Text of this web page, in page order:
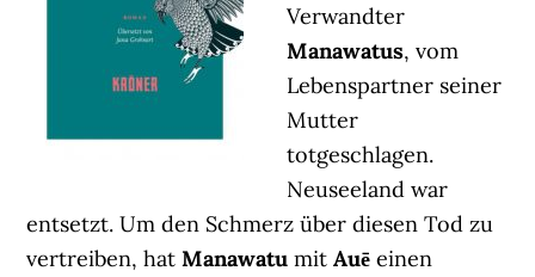
Verwandter
Manawatus, vom
Lebenspartner seiner
Mutter
totgeschlagen.
Neuseeland war
entsetzt. Um den Schmerz über diesen Tod zu
vertreiben, hatManawatu mitAuē einen